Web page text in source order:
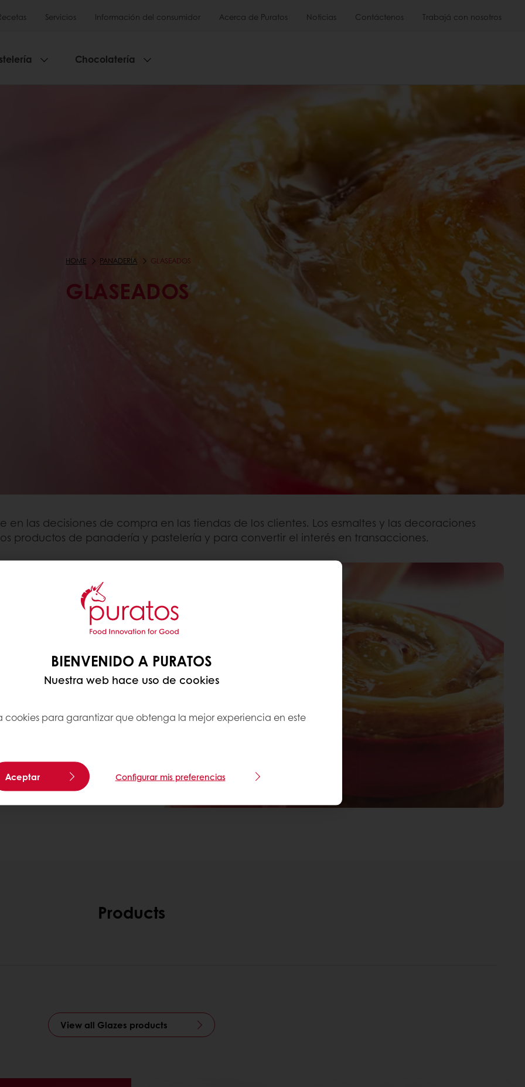
Servicios Información del consumidor Acerca de Puratos Noticias Contáctenos Trabajá con nosotros
Chocolatería
HOME PANADERÍA GLASEADOS
GLASEADOS
las decisiones de compra en las tiendas de los clientes. Los esmaltes y las decoraciones
productos de panadería y pastelería y para convertir el interés en transacciones.
GLASEADOS DE
para productos
de repostería no
del producto;
protegen y
producto Miroir,
innovaciones y
de los clientes.
Products
View all Glazes products
BIENVENIDO A PURATOS
Nuestra web hace uso de cookies
cookies para garantizar que obtenga la mejor experiencia en este
Aceptar Configurar mis preferencias